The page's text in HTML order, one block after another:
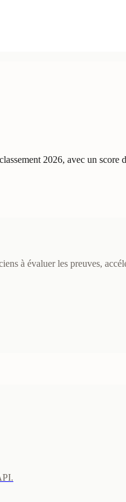
2026, avec un
à évaluer les preuves,